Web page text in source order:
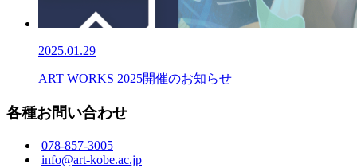
2025.01.29
ART WORKS 2025開催のお知らせ
各種お問い合わせ
078-857-3005
info@art-kobe.ac.jp